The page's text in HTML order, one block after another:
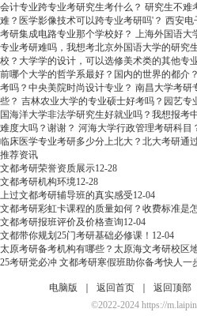
会计专业跨专业考研究生考什么？ 研究生不难
难？医学影像技术可以跨专业考研吗'？ 西安电
考研集成电路专业那个学校好？ 上海外国语大
专业考研难吗，我想考北京外国语大学的研究
校？大学学的设计，可以选修美术类的其他专
前哪个大学的哲学系最好？国内的世界的都介？
考吗？中央美院时尚设计专业？ 南昌大学考研
些？ 吉林农业大学的专业硕士好考吗？园艺专
国海洋大学非法学研究生好就业吗？我想报考
难度大吗？谢谢？ 河海大学行政管理考研科目
临床医学专业考研多少分上北大？北大考研通
推荐资讯
文都考研荣誉资质展示12-28
文都考研机构环境12-28
上过文都考研辅导班的真实感受12-04
文都考研彩虹卡课程的质量如何？收费标准是
文都考研报班评价及价格查询12-04
文都带你规划25门考研基础必修课！ 12-04
太原考研备考机构有哪些？太原海文考研校区
25考研党必冲 文都考研寒假班助你备考快人一
电脑版 返回首页 返回顶部
©2022-2024 https://